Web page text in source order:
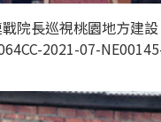
院長巡視桃園地方建
2021-07-